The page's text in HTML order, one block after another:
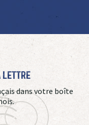
Lettre
dans votre boîte